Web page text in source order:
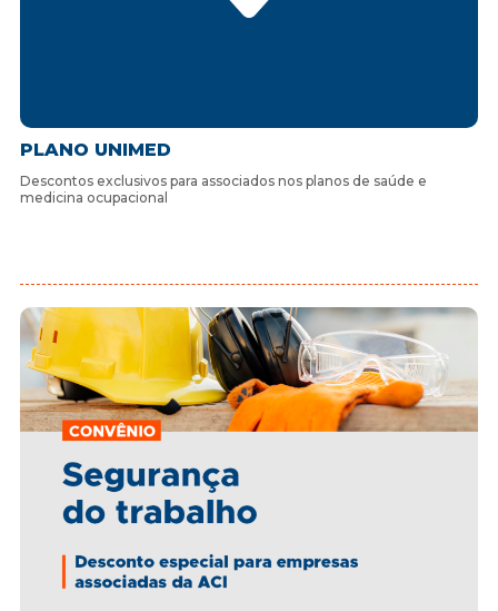
PLANO UNIMED
Descontos exclusivos para associados nos planos de saúde e
medicina ocupacional